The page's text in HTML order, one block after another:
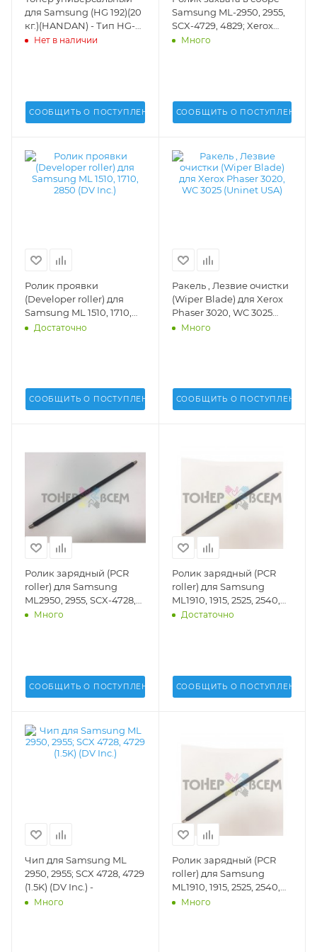
для Samsung (HG 192)(20
кг.)(HANDAN) - Тип HG-
192Нет в наличии
СООБЩИТЬ О ПОСТУПЛЕНИИ
Samsung ML-2950, 2955,
SCX-4729, 4829; Xerox
WC3215, WC3225 (DV Inc.)
Много
СООБЩИТЬ О ПОСТУПЛЕНИИ
Ролик проявки
(Developer roller) для
Samsung ML 1510, 1710,
2850 (DV Inc.) - DV-DR-
Достаточно
СООБЩИТЬ О ПОСТУПЛЕНИИ
Ракель , Лезвие очистки
(Wiper Blade) для Xerox
Phaser 3020, WC 3025
(Uninet USA) - 20642
Много
СООБЩИТЬ О ПОСТУПЛЕНИИ
Ролик зарядный (PCR
roller) для Samsung
ML2950, 2955, SCX-4728,
4729, SL-M2670, M2870,
Много
СООБЩИТЬ О ПОСТУПЛЕНИИ
Ролик зарядный (PCR
roller) для Samsung
ML1910, 1915, 2525, 2540,
2540R, 2580N, 2850, 2855
Достаточно
СООБЩИТЬ О ПОСТУПЛЕНИИ
Чип для Samsung ML
2950, 2955; SCX 4728, 4729
(1.5K) (DV Inc.) -
Много
Ролик зарядный (PCR
roller) для Samsung
ML1910, 1915, 2525, 2540,
2540R, 2580N, 2850, 2855
Много